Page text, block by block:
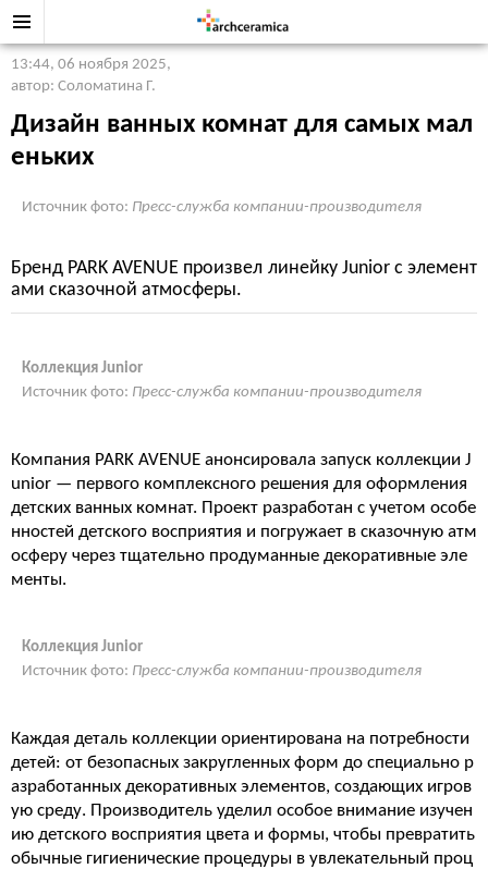
13:44, 06 ноября 2025,
автор: Соломатина Г.
Дизайн ванных комнат для самых мал
еньких
Источник фото: Пресс-служба компании-производителя
Бренд PARK AVENUE произвел линейку Junior с элемент
ами сказочной атмосферы.
Коллекция Junior
Источник фото: Пресс-служба компании-производителя
Компания PARK AVENUE анонсировала запуск коллекции J
unior — первого комплексного решения для оформления
детских ванных комнат. Проект разработан с учетом особе
нностей детского восприятия и погружает в сказочную атм
осферу через тщательно продуманные декоративные эле
менты.
Коллекция Junior
Источник фото: Пресс-служба компании-производителя
Каждая деталь коллекции ориентирована на потребности
детей: от безопасных закругленных форм до специально р
азработанных декоративных элементов, создающих игров
ую среду. Производитель уделил особое внимание изучен
ию детского восприятия цвета и формы, чтобы превратить
обычные гигиенические процедуры в увлекательный проц